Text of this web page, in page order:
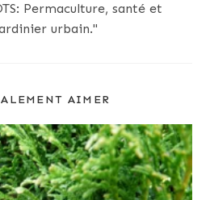
Permaculture, santé et
urbain."
AIMER